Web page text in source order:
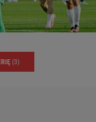
(3)